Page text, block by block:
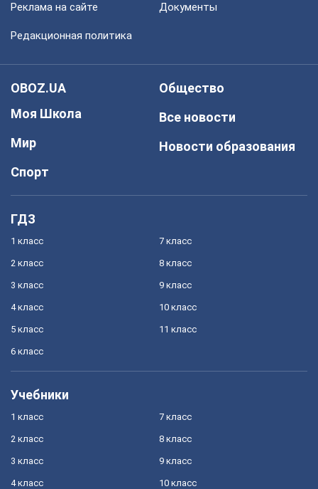
Реклама на сайте Документы
Редакционная политика
OBOZ.UA
Моя Школа
Мир
Спорт
Общество
Все новости
Новости образования
ГДЗ
1 класс
2 класс
3 класс
4 класс
5 класс
6 класс
7 класс
8 класс
9 класс
10 класс
11 класс
Учебники
1 класс
2 класс
3 класс
4 класс
7 класс
8 класс
9 класс
10 класс